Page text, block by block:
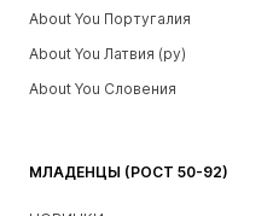
МЛАДЕНЦЫ (РОСТ 50-92)
About You Португалия
About You Латвия (ру)
About You Словения